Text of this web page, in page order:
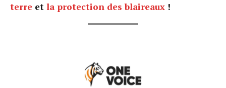
terre et la protection des blaireaux !